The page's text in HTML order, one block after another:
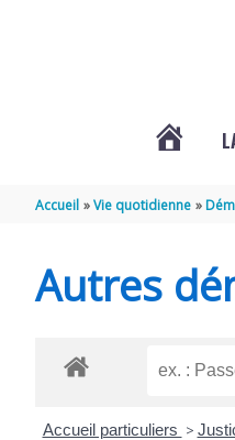
Accueil Vie quotidienne
Autres
Accueil particuliers >